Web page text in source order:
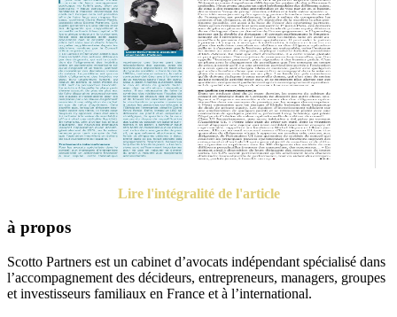
Lire l'intégralité de l'article
à propos
Scotto Partners est un cabinet d’avocats indépendant spécialisé dans
l’accompagnement des décideurs, entrepreneurs, managers, groupes
et investisseurs familiaux en France et à l’international.